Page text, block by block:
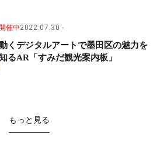
開催中2022.07.30
くデジタルアートで墨田区の魅力を
るAR「すみだ観光案内板」
もっと見る